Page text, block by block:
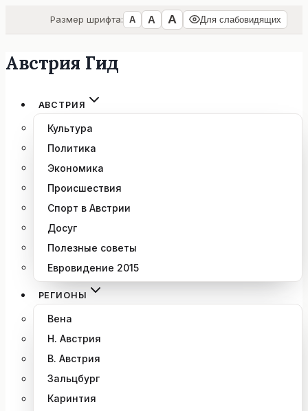
Размер шрифта: А А А Для слабовидящих
Перейти
содержимому
Австрия Гид
АВСТРИЯ
Культура
Политика
Экономика
Происшествия
Спорт в Австрии
Досуг
Полезные советы
Евровидение 2015
РЕГИОНЫ
Вена
Н. Австрия
В. Австрия
Зальцбург
Каринтия